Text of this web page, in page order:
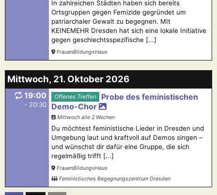
In zahlreichen Städten haben sich bereits
Ortsgruppen gegen Femizide gegründet um
patriarchaler Gewalt zu begegnen. MIt
KEINEMEHR Dresden hat sich eine lokale Initiative
gegen geschlechtsspezifische [...]
FrauenBildungsHaus
Mittwoch, 21. Oktober 2026
19:00
- 20:30
Offenes Treffen
Probe des feministischen
Demo-Chor
Mittwoch alle 2 Wochen
Du möchtest feministische Lieder in Dresden und
Umgebung laut und kraftvoll auf Demos singen –
und wünschst dir dafür eine Gruppe, die sich
regelmäßig trifft [...]
FrauenBildungsHaus
Feministisches Begegnungszentrum Dresden